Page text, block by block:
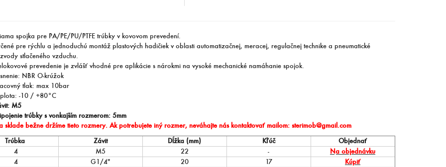
spojka pre PA/PE/PU/PTFE trúbky v kovovom prevedení.
pre rýchlu a jednoduchú montáž plastových hadičiek v oblasti automatizačnej, meracej, regulačnej technike a pneumatické
stlačeného vzduchu.
prevedenie je zvlášť vhodné pre aplikácie s nárokmi na vysoké mechanické namáhanie spojok.
NBR O-krúžok
tlak: max 10bar
-10 / +80°C
M5
trúbky s vonkajším rozmerom: 5mm
sklade bežne držíme tieto rozmery. Ak potrebujete iný rozmer, neváhajte nás kontaktovať mailom: sterimob@gmail.com
Trúbka
Závit Dĺžka (mm) Kľúč
Objednať
4
M5 22 -
Na objednávku
4
G1/4" 20 17
Kúpiť